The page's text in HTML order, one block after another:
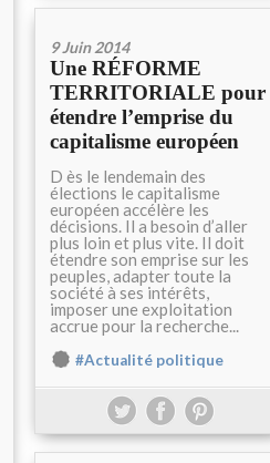
9 Juin 2014
Une RÉFORME
TERRITORIALE pour
étendre l’emprise du
capitalisme européen
D ès le lendemain des
élections le capitalisme
européen accélère les
décisions. Il a besoin d’aller
plus loin et plus vite. Il doit
étendre son emprise sur les
peuples, adapter toute la
société à ses intérêts,
imposer une exploitation
accrue pour la recherche...
#Actualité politique